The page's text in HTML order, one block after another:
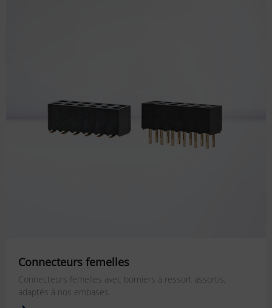
Connecteurs femelles
Connecteurs femelles avec borniers à ressort assortis,
adaptés à nos embases.